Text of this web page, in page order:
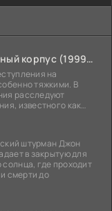
Закон и порядок. Специальный корпус (1999-2026)
на
тяжкими. В
расследуют
известного как
штурман Джон
в закрытую для
где проходит
смерти до